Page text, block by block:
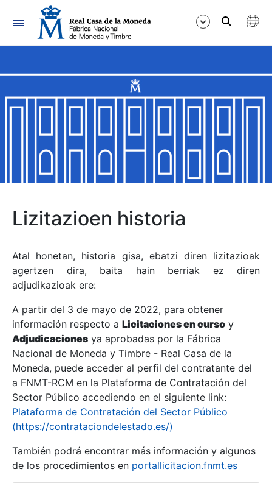
Nabigazioa
Erakutsi/Ezkutatu
Erakutsi/Ezkutatu
Erakutsi/Ezkutatu
Erakutsi/Ezkutatu
Erakutsi/Ezkutatu
Erakutsi/Ezkutatu
Erakutsi/Ezkutatu
Lizitazioen historia
Atal honetan, historia gisa, ebatzi diren lizitazioak
agertzen dira, baita hain berriak ez diren
adjudikazioak ere:
A partir del 3 de mayo de 2022, para obtener
información respecto a Licitaciones en curso y
Adjudicaciones ya aprobadas por la Fábrica
Nacional de Moneda y Timbre - Real Casa de la
Moneda, puede acceder al perfil del contratante del
a FNMT-RCM en la Plataforma de Contratación del
Sector Público accediendo en el siguiente link:
Plataforma de Contratación del Sector Público
(https://contrataciondelestado.es/)
También podrá encontrar más información y algunos
de los procedimientos en portallicitacion.fnmt.es